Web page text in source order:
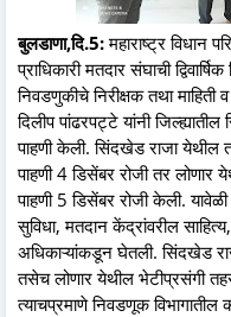
बुलडाणा,दि.5:महाराष्ट्र विधान
प्राधिकारी मतदार संघाची
निवडणुकीचे निरीक्षक तथा
दिलीप पांढरपट्टे यांनी
पाहणी केली. सिंदखेड राजा येथील
पाहणी 4 डिसेंबर रोजी तर लोणार
पाहणी 5 डिसेंबर रोजी केली.
सुविधा, मतदान केंद्रांवरील
अधिकाऱ्यांकडून घेतली. सिंदखेड
तसेच लोणार येथील भेटीप्रसंगी
त्याचप्रमाणे निवडणूक विभागातील